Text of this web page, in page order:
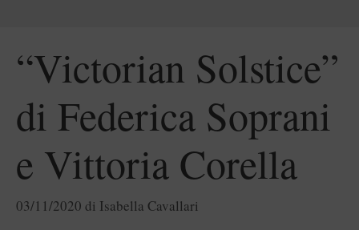
“Victorian Solstice”
di Federica Soprani
e Vittoria Corella
03/11/2020 di Isabella Cavallari